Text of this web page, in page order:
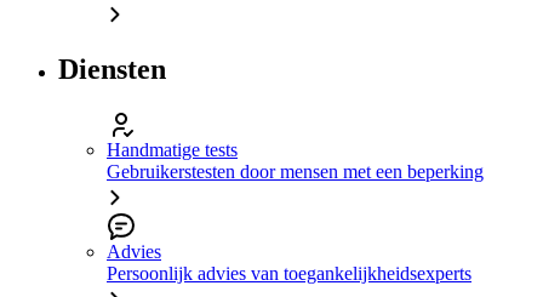
Diensten
Handmatige tests
Gebruikerstesten door mensen met een beperking
Advies
Persoonlijk advies van toegankelijkheidsexperts